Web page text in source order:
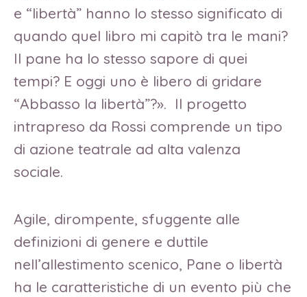
e “libertà” hanno lo stesso significato di
quando quel libro mi capitò tra le mani?
Il pane ha lo stesso sapore di quei
tempi? E oggi uno è libero di gridare
“Abbasso la libertà”?». Il progetto
intrapreso da Rossi comprende un tipo
di azione teatrale ad alta valenza
sociale.
Agile, dirompente, sfuggente alle
definizioni di genere e duttile
nell’allestimento scenico, Pane o libertà
ha le caratteristiche di un evento più che